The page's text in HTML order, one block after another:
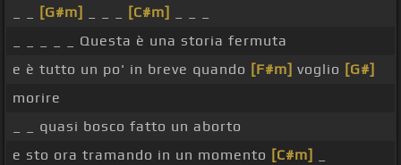
[G#m] [C#m]
_ _ _ _ _ Questa è una storia fermuta
e è tutto un po' in breve quando [F#m] voglio [G#]
morire
_ _ quasi bosco fatto un aborto
e sto ora tramando in un momento [C#m]